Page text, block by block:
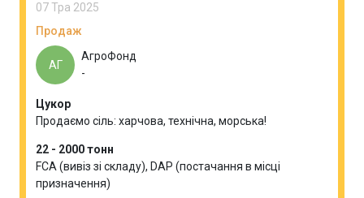
07 Тра 2025
Продаж
АГ
АгроФонд
-
Цукор
Продаємо сіль: харчова, технічна, морська!
22 - 2000 тонн
FCA (вивіз зі складу), DAP (постачання в місці
призначення)